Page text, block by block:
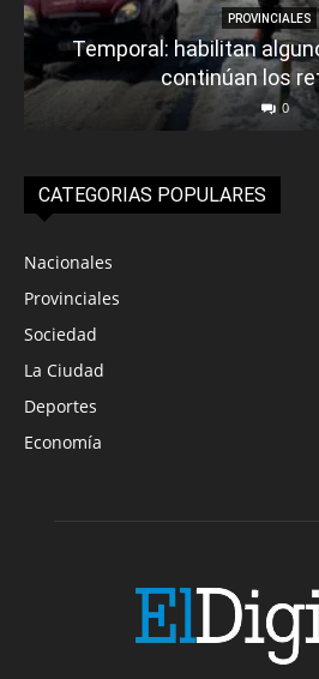
PROVINCIALES
Temporal: habilitan
continúan los
0
CATEGORIAS POPULARES
Nacionales
Provinciales
Sociedad
La Ciudad
Deportes
Economía